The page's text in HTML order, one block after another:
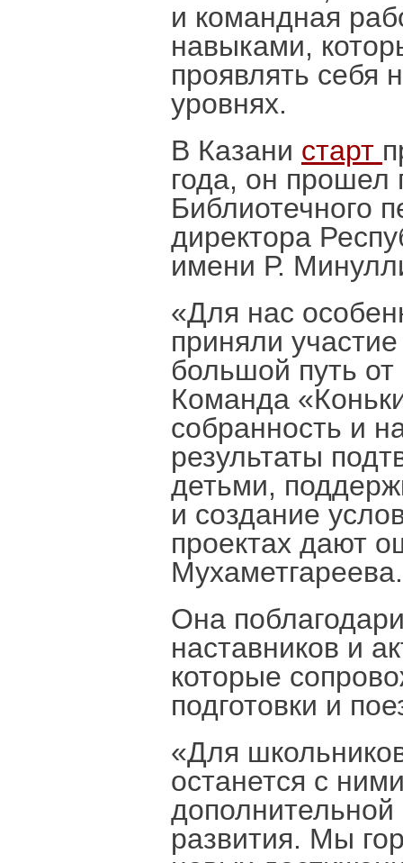
и командная
навыками,
проявлять себя
уровнях.
В Казани старт
года, он прошел
Библиотечного
директора
имени Р.
«Для нас
приняли
большой путь
Команда
собранность и
результаты
детьми,
и создание
проектах дают
Мухаметгареева.
Она
наставников и
которые
подготовки и
«Для
останется с
развития. Мы